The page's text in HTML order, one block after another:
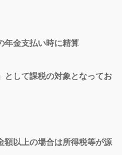
金支払い時に精算
として課税の対象となってお
額以上の場合は所得税等が源